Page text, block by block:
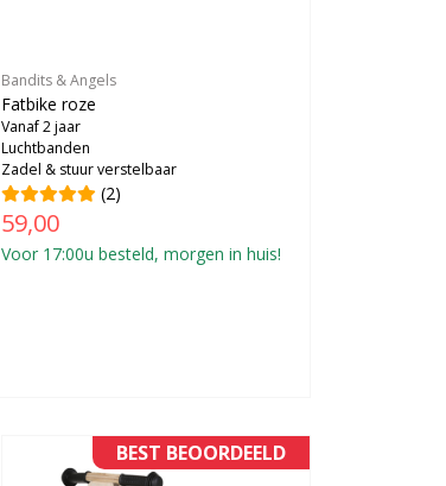
Bandits & Angels
Fatbike roze
Vanaf 2 jaar
Luchtbanden
Zadel & stuur verstelbaar
(2)
59,00
Voor 17:00u besteld, morgen in huis!
BEST BEOORDEELD